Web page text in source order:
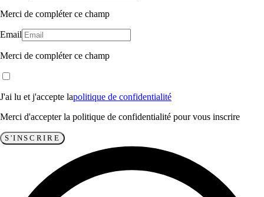
Merci de compléter ce champ
Email
Merci de compléter ce champ
J'ai lu et j'accepte lapolitique de confidentialité
Merci d'accepter la politique de confidentialité pour vous inscrire
S'INSCRIRE